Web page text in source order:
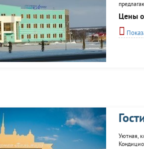
Цены
Уютная,